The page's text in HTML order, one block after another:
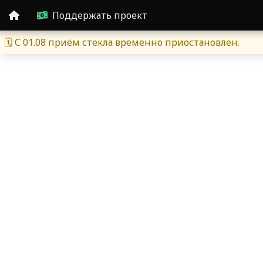
Поддержать проект
🗓 С 01.08 приём стекла временно приостановлен.